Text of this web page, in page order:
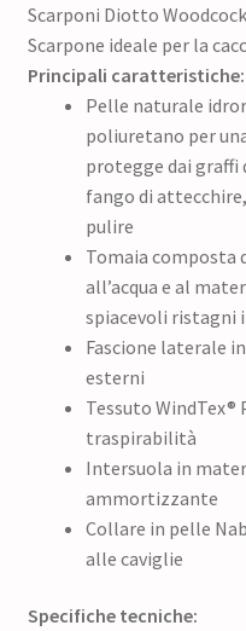
Scarponi Diotto
Scarpone ideale per la
Principali caratteristiche:
Pelle naturale
poliuretano per
protegge dai graffi
fango di
pulire
Tomaia composta
all’acqua e al
spiacevoli ristagni
Fascione laterale
esterni
Tessuto
traspirabilità
Intersuola in
ammortizzante
Collare in pelle
alle caviglie
Specifiche tecniche: